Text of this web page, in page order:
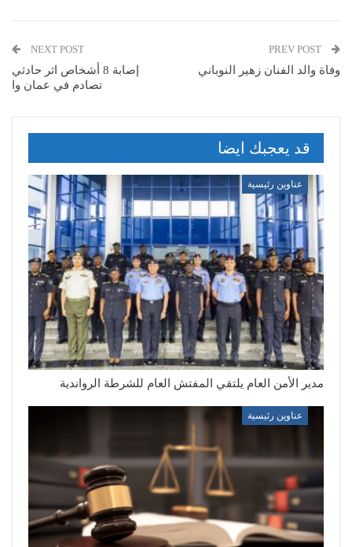
وفاة والد الفنان زهير النوباني
NEXT POST
إصابة 8 أشخاص اثر حادثي
تصادم في عمان وا
قد يعجبك ايضا
عناوين رئيسية
مدير الأمن العام يلتقي المفتش العام للشرطة الرواندية
عناوين رئيسية